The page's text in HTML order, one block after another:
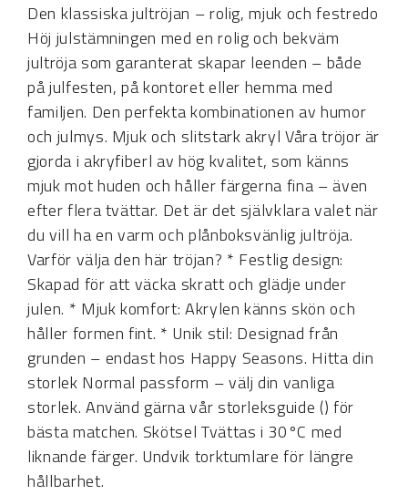
Den klassiska jultröjan – rolig, mjuk och festredo
Höj julstämningen med en rolig och bekväm
jultröja som garanterat skapar leenden – både
på julfesten, på kontoret eller hemma med
familjen. Den perfekta kombinationen av humor
och julmys. Mjuk och slitstark akryl Våra tröjor är
gjorda i akryfiberl av hög kvalitet, som känns
mjuk mot huden och håller färgerna fina – även
efter flera tvättar. Det är det självklara valet när
du vill ha en varm och plånboksvänlig jultröja.
Varför välja den här tröjan? * Festlig design:
Skapad för att väcka skratt och glädje under
julen. * Mjuk komfort: Akrylen känns skön och
håller formen fint. * Unik stil: Designad från
grunden – endast hos Happy Seasons. Hitta din
storlek Normal passform – välj din vanliga
storlek. Använd gärna vår storleksguide () för
bästa matchen. Skötsel Tvättas i 30°C med
liknande färger. Undvik torktumlare för längre
hållbarhet.